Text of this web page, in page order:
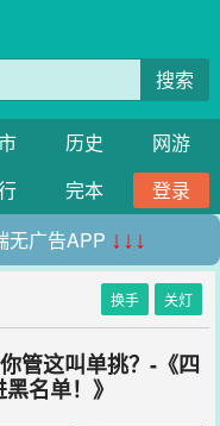
搜索
历史
网游
完本
登录
无广告APP ↓↓↓
换手 关灯
管这叫单挑？-《四
名单！》